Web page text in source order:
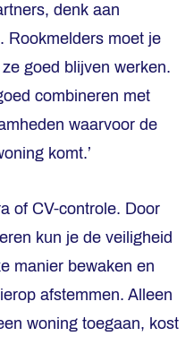
denk aan
Rookmelders moet je
goed blijven werken.
combineren met
waarvoor de
komt.’
of CV-controle. Door
kun je de veiligheid
manier bewaken en
afstemmen. Alleen
woning toegaan, kost